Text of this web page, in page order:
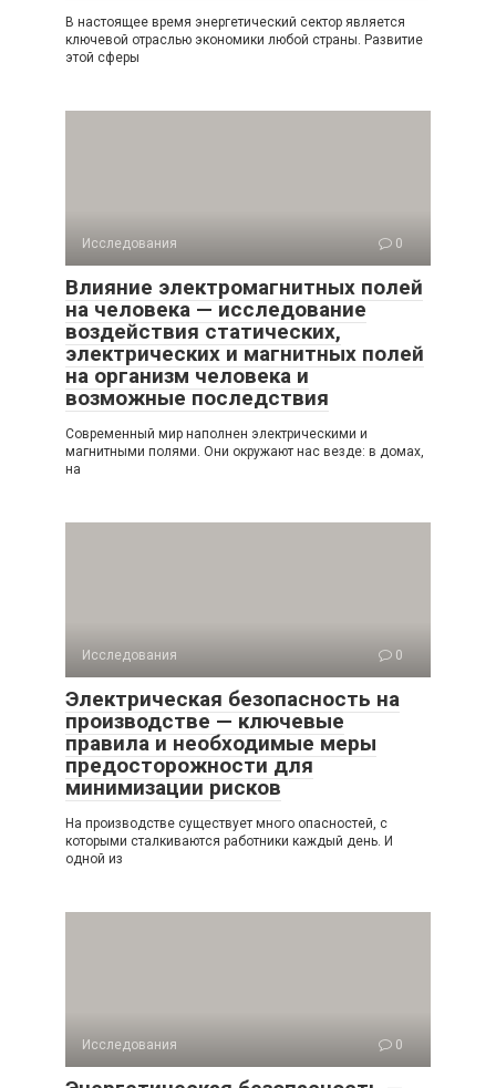
В настоящее время энергетический сектор является
ключевой отраслью экономики любой страны. Развитие
этой сферы
Исследования 0
Влияние электромагнитных полей
на человека — исследование
воздействия статических,
электрических и магнитных полей
на организм человека и
возможные последствия
Современный мир наполнен электрическими и
магнитными полями. Они окружают нас везде: в домах,
на
Исследования 0
Электрическая безопасность на
производстве — ключевые
правила и необходимые меры
предосторожности для
минимизации рисков
На производстве существует много опасностей, с
которыми сталкиваются работники каждый день. И
одной из
Исследования 0